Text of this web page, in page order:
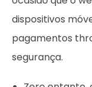
dispositivos
pagamentos
segurança.